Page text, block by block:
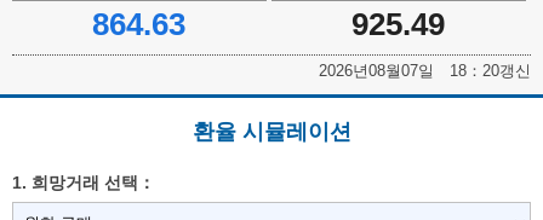
864.63 925.49
2026년08월07일 18：20갱신
환율 시뮬레이션
1. 희망거래 선택：